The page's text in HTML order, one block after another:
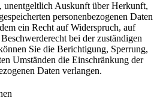
unentgeltlich Auskunft über Herkunft,
personenbezogenen Daten
ein Recht auf Widerspruch, auf
bei der zuständigen
Sie die Berichtigung, Sperrung,
Umständen die Einschränkung der
Daten verlangen.